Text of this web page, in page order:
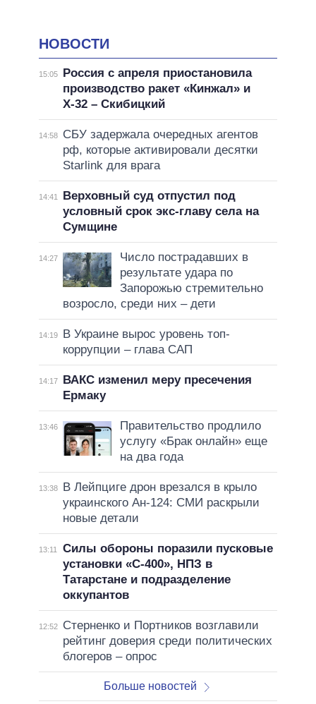
НОВОСТИ
15:05
Россия с апреля приостановила
производство ракет «Кинжал» и
Х-32 – Скибицкий
14:58
СБУ задержала очередных агентов
рф, которые активировали десятки
Starlink для врага
14:41
Верховный суд отпустил под
условный срок экс-главу села на
Сумщине
14:27
Число пострадавших в
результате удара по
Запорожью стремительно
возросло, среди них – дети
14:19
В Украине вырос уровень топ-
коррупции – глава САП
14:17
ВАКС изменил меру пресечения
Ермаку
13:46
Правительство продлило
услугу «Брак онлайн» еще
на два года
13:38
В Лейпциге дрон врезался в крыло
украинского Ан-124: СМИ раскрыли
новые детали
13:11
Силы обороны поразили пусковые
установки «С-400», НПЗ в
Татарстане и подразделение
оккупантов
12:52
Стерненко и Портников возглавили
рейтинг доверия среди политических
блогеров – опрос
Больше новостей